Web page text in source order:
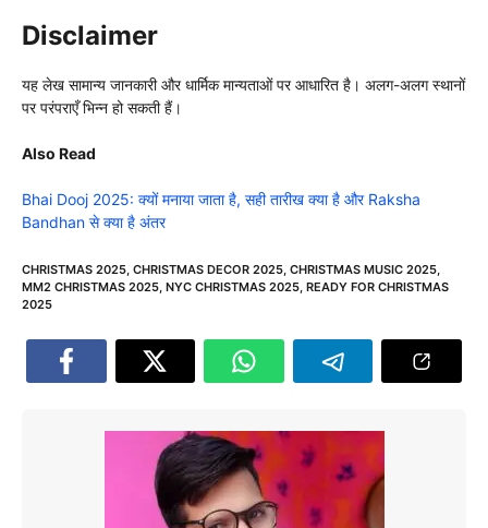
Disclaimer
यह लेख सामान्य जानकारी और धार्मिक मान्यताओं पर आधारित है। अलग-अलग स्थानों
पर परंपराएँ भिन्न हो सकती हैं।
Also Read
Bhai Dooj 2025: क्यों मनाया जाता है, सही तारीख क्या है और Raksha
Bandhan से क्या है अंतर
CHRISTMAS 2025, CHRISTMAS DECOR 2025, CHRISTMAS MUSIC 2025,
MM2 CHRISTMAS 2025, NYC CHRISTMAS 2025, READY FOR CHRISTMAS
2025